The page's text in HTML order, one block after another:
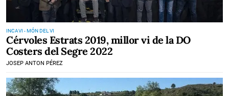
INCAVI - MÓN DEL VI
Cérvoles Estrats 2019, millor vi de la DO
Costers del Segre 2022
JOSEP ANTON PÉREZ